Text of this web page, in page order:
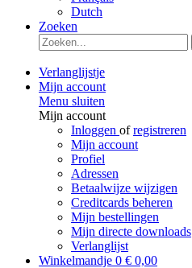
Dutch
Zoeken
Verlanglijstje
Mijn account
Menu sluiten
Mijn account
Inloggen ofregistreren
Mijn account
Profiel
Adressen
Betaalwijze wijzigen
Creditcards beheren
Mijn bestellingen
Mijn directe downloads
Verlanglijst
Winkelmandje 0 € 0,00